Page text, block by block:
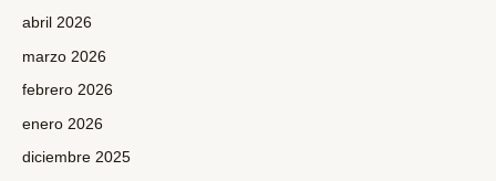
abril 2026
marzo 2026
febrero 2026
enero 2026
diciembre 2025